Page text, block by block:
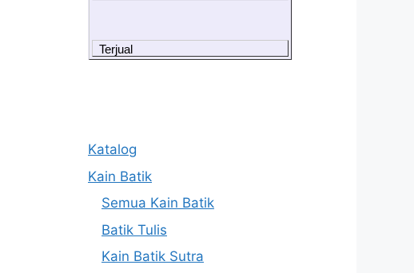
Terjual
Katalog
Kain Batik
Semua Kain Batik
Batik Tulis
Kain Batik Sutra